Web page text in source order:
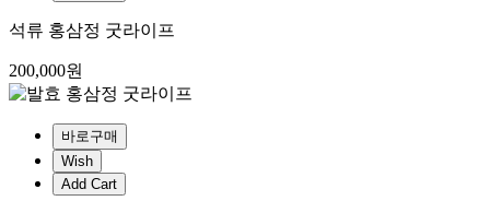
석류 홍삼정 굿라이프
200,000원
바로구매
Wish
Add Cart